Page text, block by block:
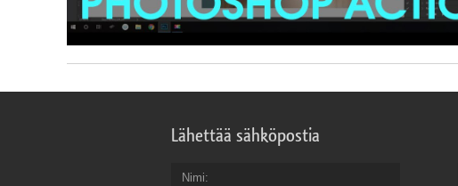
Lähettää sähköpostia
Nimi